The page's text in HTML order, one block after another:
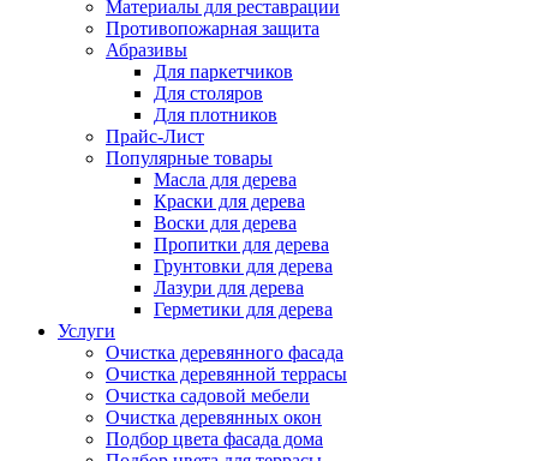
Материалы для реставрации
Противопожарная защита
Абразивы
Для паркетчиков
Для столяров
Для плотников
Прайс-Лист
Популярные товары
Масла для дерева
Краски для дерева
Воски для дерева
Пропитки для дерева
Грунтовки для дерева
Лазури для дерева
Герметики для дерева
Услуги
Очистка деревянного фасада
Очистка деревянной террасы
Очистка садовой мебели
Очистка деревянных окон
Подбор цвета фасада дома